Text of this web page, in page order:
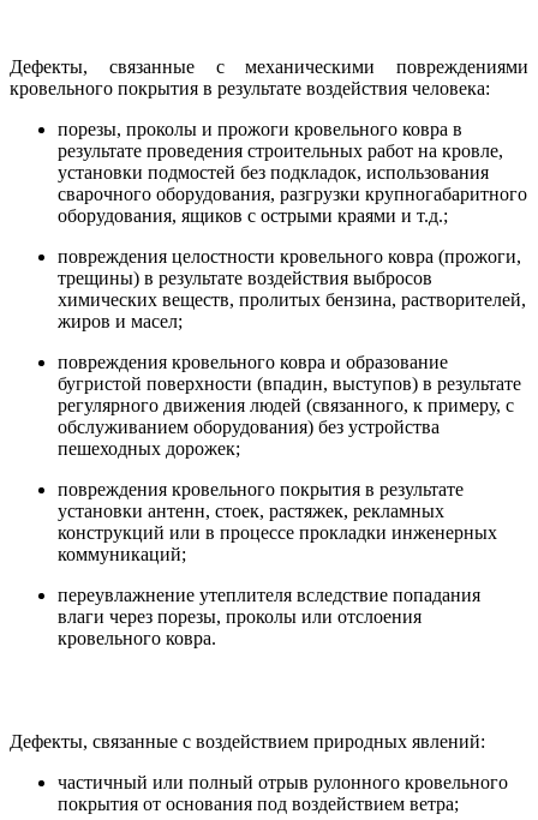
Дефекты, связанные с механическими повреждениями
кровельного покрытия в результате воздействия человека:
порезы, проколы и прожоги кровельного ковра в
результате проведения строительных работ на кровле,
установки подмостей без подкладок, использования
сварочного оборудования, разгрузки крупногабаритного
оборудования, ящиков с острыми краями и т.д.;
повреждения целостности кровельного ковра (прожоги,
трещины) в результате воздействия выбросов
химических веществ, пролитых бензина, растворителей,
жиров и масел;
повреждения кровельного ковра и образование
бугристой поверхности (впадин, выступов) в результате
регулярного движения людей (связанного, к примеру, с
обслуживанием оборудования) без устройства
пешеходных дорожек;
повреждения кровельного покрытия в результате
установки антенн, стоек, растяжек, рекламных
конструкций или в процессе прокладки инженерных
коммуникаций;
переувлажнение утеплителя вследствие попадания
влаги через порезы, проколы или отслоения
кровельного ковра.
Дефекты, связанные с воздействием природных явлений:
частичный или полный отрыв рулонного кровельного
покрытия от основания под воздействием ветра;